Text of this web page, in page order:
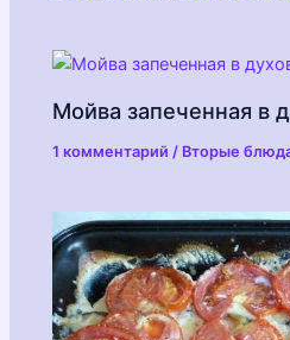
Мойва запеченная в
1 комментарий / Вторые